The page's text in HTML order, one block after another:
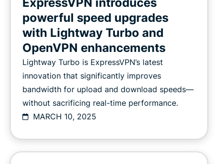
powerful speed upgrades
with Lightway Turbo and
OpenVPN enhancements
Lightway Turbo is ExpressVPN’s latest
innovation that significantly improves
bandwidth for upload and download speeds—
without sacrificing real-time performance.
MARCH 10, 2025